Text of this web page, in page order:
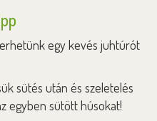
egy kevés juhtúrót
sütés után és szeletelés
egyben sütött húsokat!